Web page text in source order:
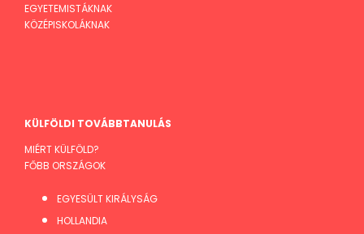
EGYETEMISTÁKNAK
KÖZÉPISKOLÁKNAK
KÜLFÖLDI TOVÁBBTANULÁS
MIÉRT KÜLFÖLD?
FŐBB ORSZÁGOK
EGYESÜLT KIRÁLYSÁG
HOLLANDIA